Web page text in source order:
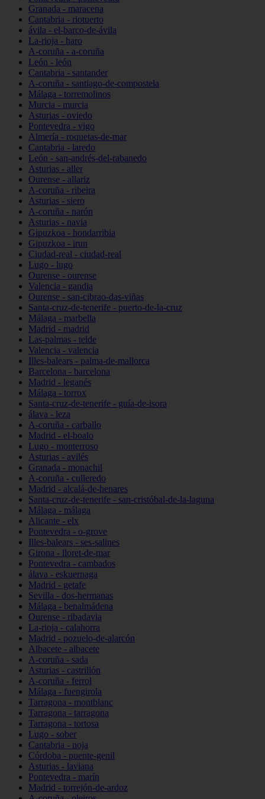
Granada - maracena
Cantabria - riotuerto
ávila - el-barco-de-ávila
La-rioja - haro
A-coruña - a-coruña
León - león
Cantabria - santander
A-coruña - santiago-de-compostela
Málaga - torremolinos
Murcia - murcia
Asturias - oviedo
Pontevedra - vigo
Almería - roquetas-de-mar
Cantabria - laredo
León - san-andrés-del-rabanedo
Asturias - aller
Ourense - allariz
A-coruña - ribeira
Asturias - siero
A-coruña - narón
Asturias - navia
Gipuzkoa - hondarribia
Gipuzkoa - irun
Ciudad-real - ciudad-real
Lugo - lugo
Ourense - ourense
Valencia - gandia
Ourense - san-cibrao-das-viñas
Santa-cruz-de-tenerife - puerto-de-la-cruz
Málaga - marbella
Madrid - madrid
Las-palmas - telde
Valencia - valencia
Illes-balears - palma-de-mallorca
Barcelona - barcelona
Madrid - leganés
Málaga - torrox
Santa-cruz-de-tenerife - guía-de-isora
álava - leza
A-coruña - carballo
Madrid - el-boalo
Lugo - monterroso
Asturias - avilés
Granada - monachil
A-coruña - culleredo
Madrid - alcalá-de-henares
Santa-cruz-de-tenerife - san-cristóbal-de-la-laguna
Málaga - málaga
Alicante - elx
Pontevedra - o-grove
Illes-balears - ses-salines
Girona - lloret-de-mar
Pontevedra - cambados
álava - eskuernaga
Madrid - getafe
Sevilla - dos-hermanas
Málaga - benalmádena
Ourense - ribadavia
La-rioja - calahorra
Madrid - pozuelo-de-alarcón
Albacete - albacete
A-coruña - sada
Asturias - castrillón
A-coruña - ferrol
Málaga - fuengirola
Tarragona - montblanc
Tarragona - tarragona
Tarragona - tortosa
Lugo - sober
Cantabria - noja
Córdoba - puente-genil
Asturias - laviana
Pontevedra - marín
Madrid - torrejón-de-ardoz